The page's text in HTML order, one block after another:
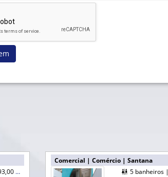
m² A. Útil |
Comercial | Comércio | Santana
 5 banheiros |